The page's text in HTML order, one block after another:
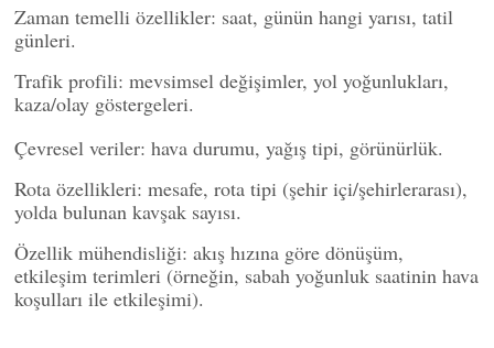
Zaman temelli özellikler: saat, günün hangi yarısı, tatil
günleri.
Trafik profili: mevsimsel değişimler, yol yoğunlukları,
kaza/olay göstergeleri.
Çevresel veriler: hava durumu, yağış tipi, görünürlük.
Rota özellikleri: mesafe, rota tipi (şehir içi/şehirlerarası),
yolda bulunan kavşak sayısı.
Özellik mühendisliği: akış hızına göre dönüşüm,
etkileşim terimleri (örneğin, sabah yoğunluk saatinin hava
koşulları ile etkileşimi).